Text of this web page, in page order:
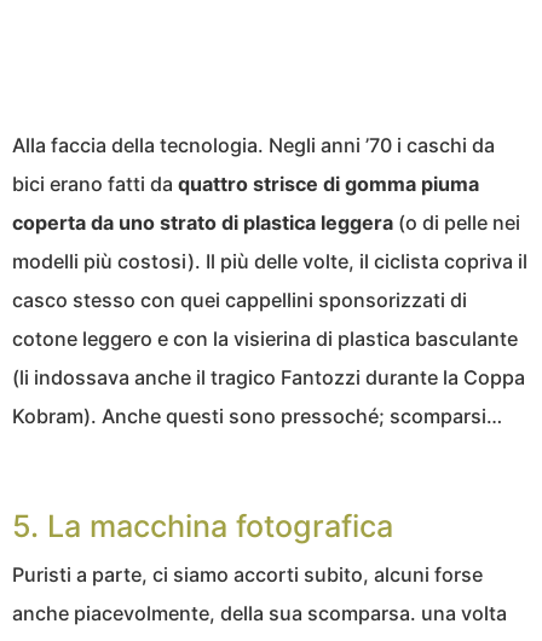
Alla faccia della tecnologia. Negli anni ’70 i caschi da
bici erano fatti da quattro strisce di gomma piuma
coperta da uno strato di plastica leggera (o di pelle nei
modelli più costosi). Il più delle volte, il ciclista copriva il
casco stesso con quei cappellini sponsorizzati di
cotone leggero e con la visierina di plastica basculante
(li indossava anche il tragico Fantozzi durante la Coppa
Kobram). Anche questi sono pressoché; scomparsi…
5. La macchina fotografica
Puristi a parte, ci siamo accorti subito, alcuni forse
anche piacevolmente, della sua scomparsa. una volta